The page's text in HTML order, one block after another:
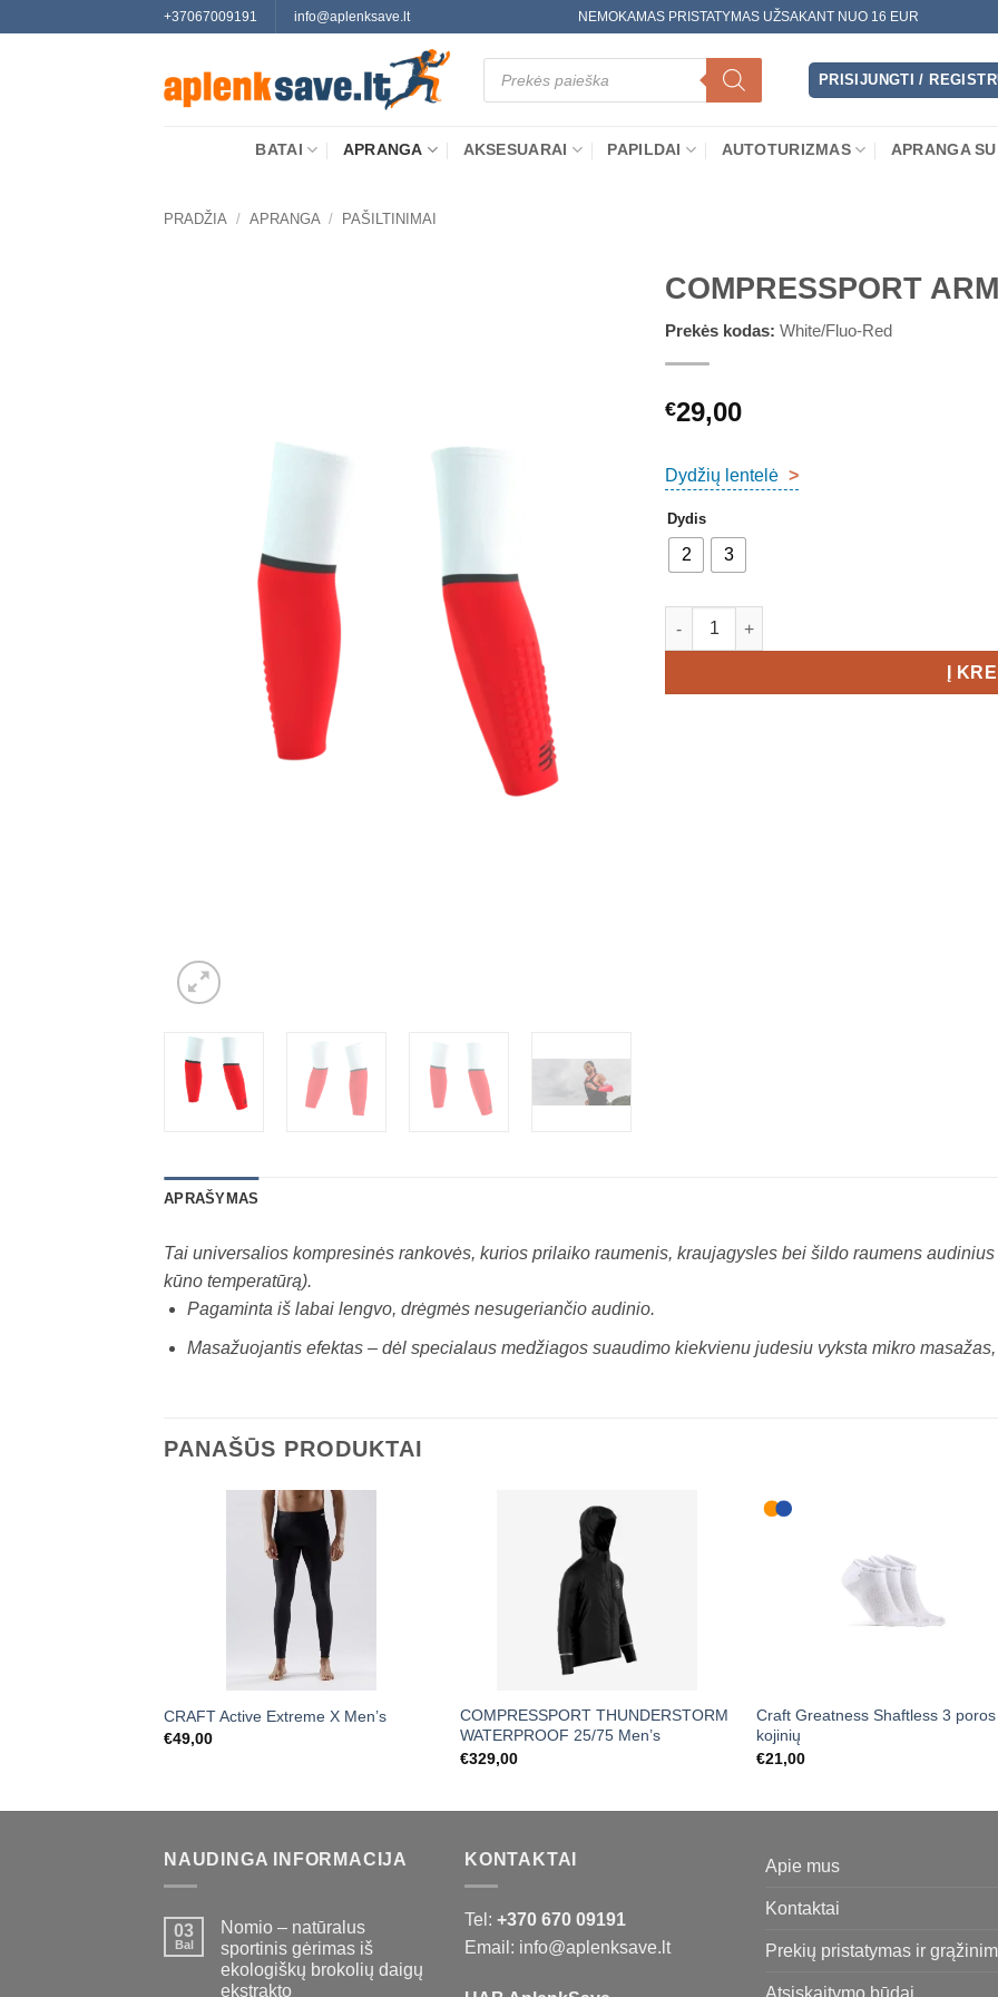
+37067009191 info@aplenksave.lt NEMOKAMAS PRISTATYMAS UŽSAKANT NUO 16 EUR
Products
search
PRISIJUNGTI /
BATAI APRANGA AKSESUARAI PAPILDAI AUTOTURIZMAS APRANGA
PRADŽIA / APRANGA / PAŠILTINIMAI
COMPRESSPORT
Prekės kodas: White/Fluo-Red
€29,00
Dydžių lentelė >
Dydis
2 3
produkto kiekis: COMPRESSPORT
Į
APRAŠYMAS
Tai universalios kompresinės rankovės, kurios prilaiko raumenis, kraujagysles bei šildo raumens
kūno temperatūrą).
Pagaminta iš labai lengvo, drėgmės nesugeriančio audinio.
Masažuojantis efektas – dėl specialaus medžiagos suaudimo kiekvienu judesiu vyksta mikro
PANAŠŪS PRODUKTAI
CRAFT Active Extreme X Men’s
€49,00
COMPRESSPORT THUNDERSTORM
WATERPROOF 25/75 Men’s
€329,00
Craft Greatness Shaftless 3 poros
kojinių
€21,00
NAUDINGA INFORMACIJA
03
Bal
Nomio – natūralus
sportinis gėrimas iš
ekologiškų brokolių daigų
ekstrakto
KONTAKTAI
Tel: +370 670 09191
Email: info@aplenksave.lt
Apie mus
Kontaktai
Prekių pristatymas ir
Atsiskaitymo būdai